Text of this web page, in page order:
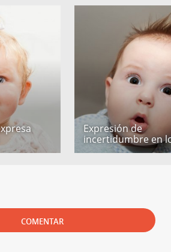
Expresión de
incertidumbre en
COMENTAR